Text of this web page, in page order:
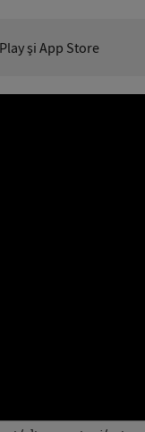
şi App Store